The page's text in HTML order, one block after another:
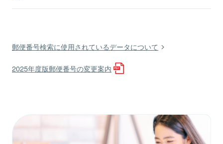
郵便番号検索に使用されているデータについて
2025年度版郵便番号の変更案内